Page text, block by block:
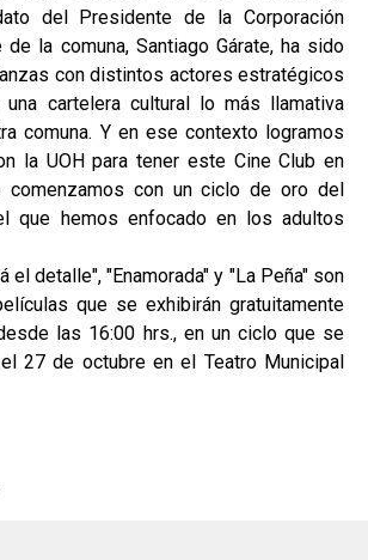
del Presidente de la Corporación
de la comuna, Santiago Gárate, ha sido
con distintos actores estratégicos
cartelera cultural lo más llamativa
comuna. Y en ese contexto logramos
la UOH para tener este Cine Club en
comenzamos con un ciclo de oro del
que hemos enfocado en los adultos
el detalle", "Enamorada" y "La Peña" son
que se exhibirán gratuitamente
las 16:00 hrs., en un ciclo que se
27 de octubre en el Teatro Municipal